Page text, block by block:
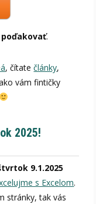
.
, čítatečlánky,
vám fintičky
2025!
9.1.2025
s Excelom.
stránky, tak vás